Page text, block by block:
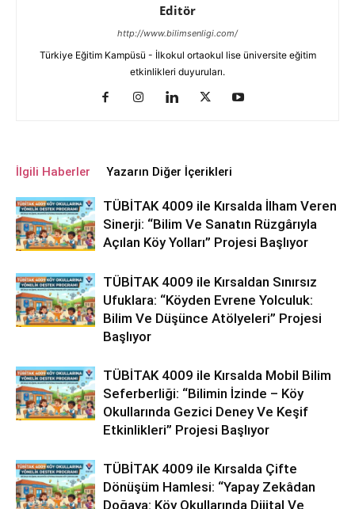
Editör
http://www.bilimsenligi.com/
Türkiye Eğitim Kampüsü - İlkokul ortaokul lise üniversite eğitim
etkinlikleri duyuruları.
İlgili Haberler Yazarın Diğer İçerikleri
TÜBİTAK 4009 ile Kırsalda İlham Veren
Sinerji: “Bilim Ve Sanatın Rüzgârıyla
Açılan Köy Yolları” Projesi Başlıyor
TÜBİTAK 4009 ile Kırsaldan Sınırsız
Ufuklara: “Köyden Evrene Yolculuk:
Bilim Ve Düşünce Atölyeleri” Projesi
Başlıyor
TÜBİTAK 4009 ile Kırsalda Mobil Bilim
Seferberliği: “Bilimin İzinde – Köy
Okullarında Gezici Deney Ve Keşif
Etkinlikleri” Projesi Başlıyor
TÜBİTAK 4009 ile Kırsalda Çifte
Dönüşüm Hamlesi: “Yapay Zekâdan
Doğaya: Köy Okullarında Dijital Ve